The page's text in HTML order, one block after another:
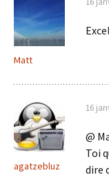
Matt
agatzebluz
16
@
Toi
dire